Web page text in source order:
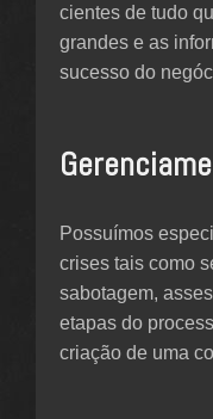
cientes de tudo
grandes e as
sucesso do
Possuímos
crises tais como
sabotagem,
etapas do
criação de uma